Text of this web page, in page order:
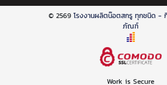
© 2569 โรงงานผลิตน๊อตสกรู ทุกชนิด -
ภัณฑ์
Work is Secure